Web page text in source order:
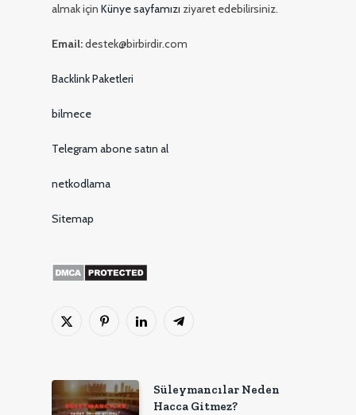
almak içinKünye sayfamızı ziyaret edebilirsiniz.
Email:destek@birbirdir.com
Backlink Paketleri
bilmece
Telegram abone satın al
netkodlama
Sitemap
X
Pinterest'inLinkedInTelgraf
Süleymancılar Neden
Hacca Gitmez?